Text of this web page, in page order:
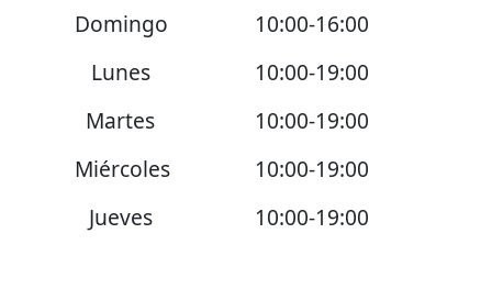
Domingo
10:00-16:00
Lunes
10:00-19:00
Martes
10:00-19:00
Miércoles
10:00-19:00
Jueves
10:00-19:00